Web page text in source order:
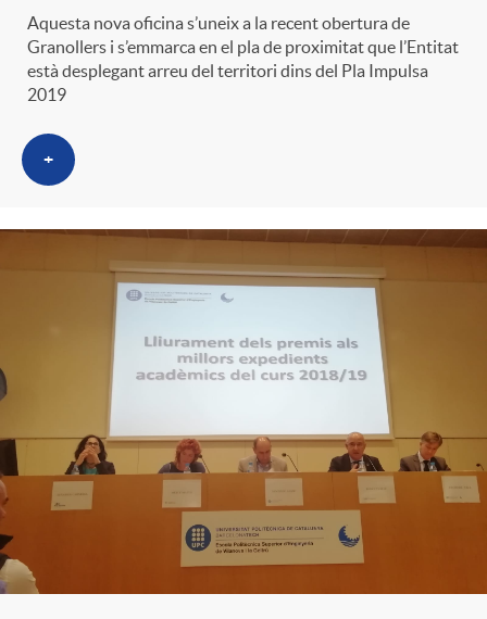
Aquesta nova oficina s’uneix a la recent obertura de
Granollers i s’emmarca en el pla de proximitat que l’Entitat
està desplegant arreu del territori dins del Pla Impulsa
2019
+